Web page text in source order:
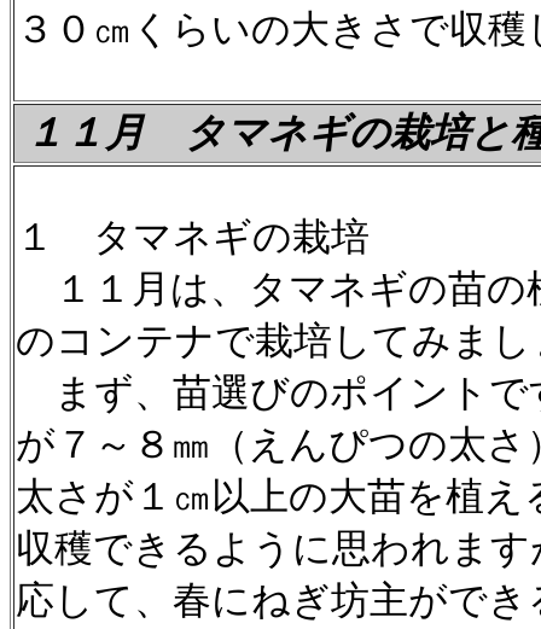
３０㎝くらいの大きさで収穫
１１月 タマネギの栽培と
１ タマネギの栽培
１１月は、タマネギの苗の
のコンテナで栽培してみま
まず、苗選びのポイントで
が７～８㎜（えんぴつの太
太さが１㎝以上の大苗を植
収穫できるように思われま
応して、春にねぎ坊主がで